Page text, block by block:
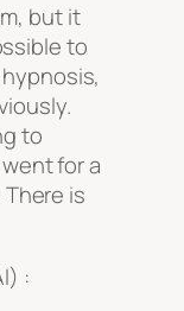
but it
to
to
for a
There is
: